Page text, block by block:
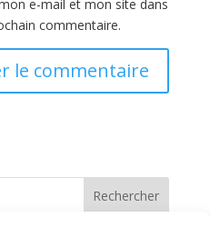
e-mail et mon site dans
commentaire.
Rechercher